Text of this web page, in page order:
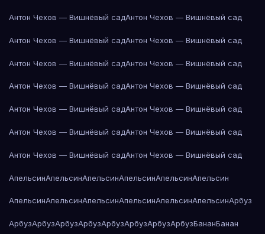
Антон Чехов — Вишнёвый садАнтон Чехов — Вишнёвый сад
Антон Чехов — Вишнёвый садАнтон Чехов — Вишнёвый сад
Антон Чехов — Вишнёвый садАнтон Чехов — Вишнёвый сад
Антон Чехов — Вишнёвый садАнтон Чехов — Вишнёвый сад
Антон Чехов — Вишнёвый садАнтон Чехов — Вишнёвый сад
Антон Чехов — Вишнёвый садАнтон Чехов — Вишнёвый сад
Антон Чехов — Вишнёвый садАнтон Чехов — Вишнёвый сад
АпельсинАпельсинАпельсинАпельсинАпельсинАпельсин
АпельсинАпельсинАпельсинАпельсинАпельсинАпельсинАрбуз
АрбузАрбузАрбузАрбузАрбузАрбузАрбузАрбузБананБанан